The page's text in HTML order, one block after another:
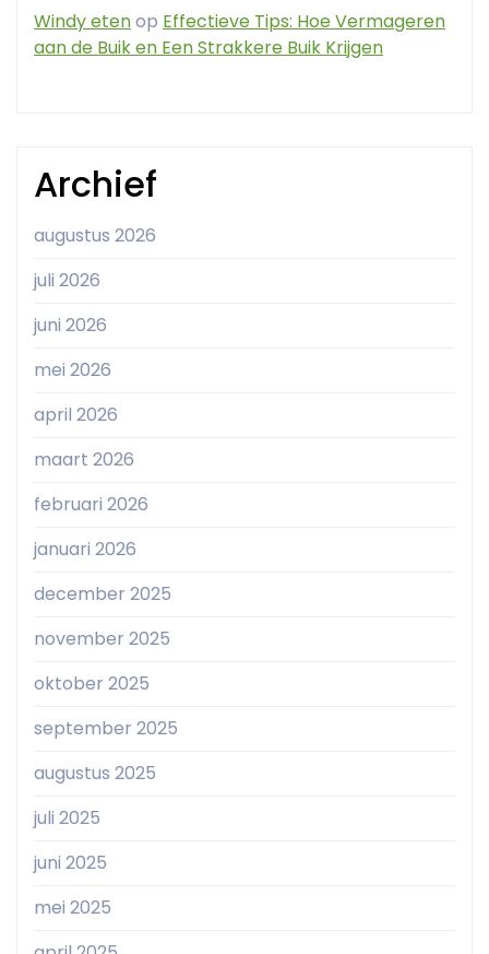
Windy etenop Effectieve Tips: Hoe Vermageren
aan de Buik en Een Strakkere Buik Krijgen
Archief
augustus 2026
juli 2026
juni 2026
mei 2026
april 2026
maart 2026
februari 2026
januari 2026
december 2025
november 2025
oktober 2025
september 2025
augustus 2025
juli 2025
juni 2025
mei 2025